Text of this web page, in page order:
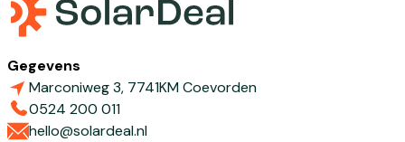
Gegevens
Marconiweg 3, 7741KM Coevorden
0524 200 011
hello@solardeal.nl